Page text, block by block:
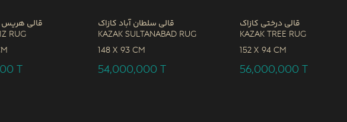
قالی هریس
Rug
T
قالی سلطان آباد کازاک
Kazak Sultanabad Rug
148 x 93 CM
54,000,000 T
قالی درختی کازاک
Kazak Tree Rug
152 x 94 CM
56,000,000 T